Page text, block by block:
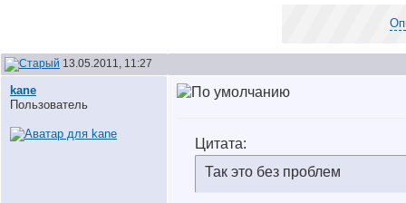
13.05.2011, 11:27
kane
Пользователь
Цитата:
Так это без проблем